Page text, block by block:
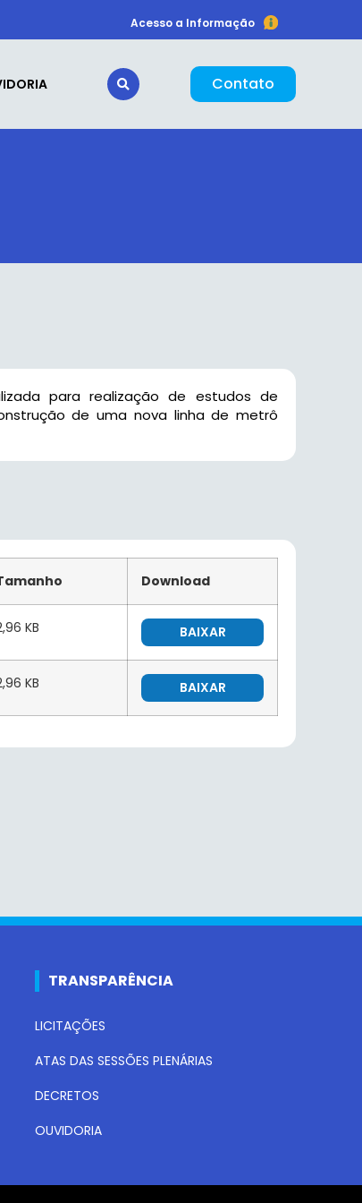
Acesso a Informação
Contato
para realização de estudos de
de uma nova linha de metrô
Download
KB BAIXAR
KB BAIXAR
TRANSPARÊNCIA
LICITAÇÕES
ATAS DAS SESSÕES PLENÁRIAS
DECRETOS
OUVIDORIA